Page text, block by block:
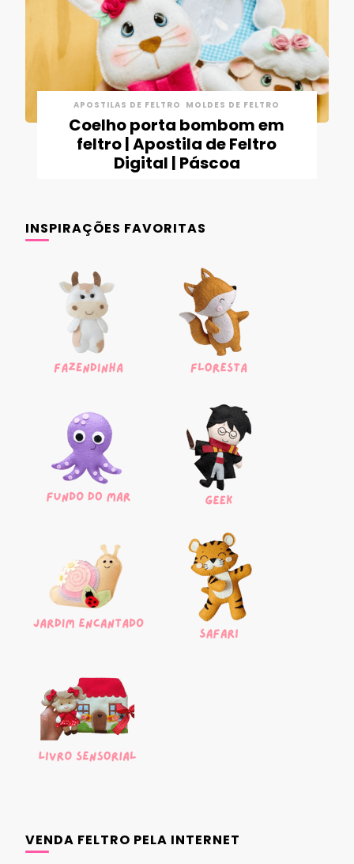
APOSTILAS DE FELTRO MOLDES DE FELTRO
Coelho porta bombom em
feltro | Apostila de Feltro
Digital | Páscoa
INSPIRAÇÕES FAVORITAS
VENDA FELTRO PELA INTERNET